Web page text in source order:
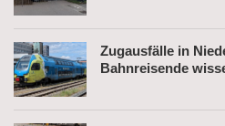
Zugausfälle in
Bahnreisende